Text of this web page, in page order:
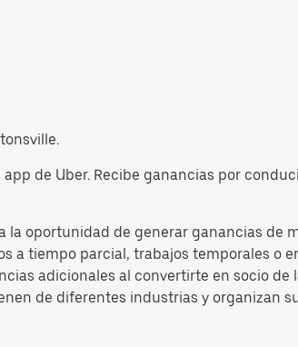
de Uber. Recibe ganancias por
la oportunidad de generar ganancias de
tiempo parcial, trabajos temporales o
adicionales al convertirte en socio
de diferentes industrias y organizan